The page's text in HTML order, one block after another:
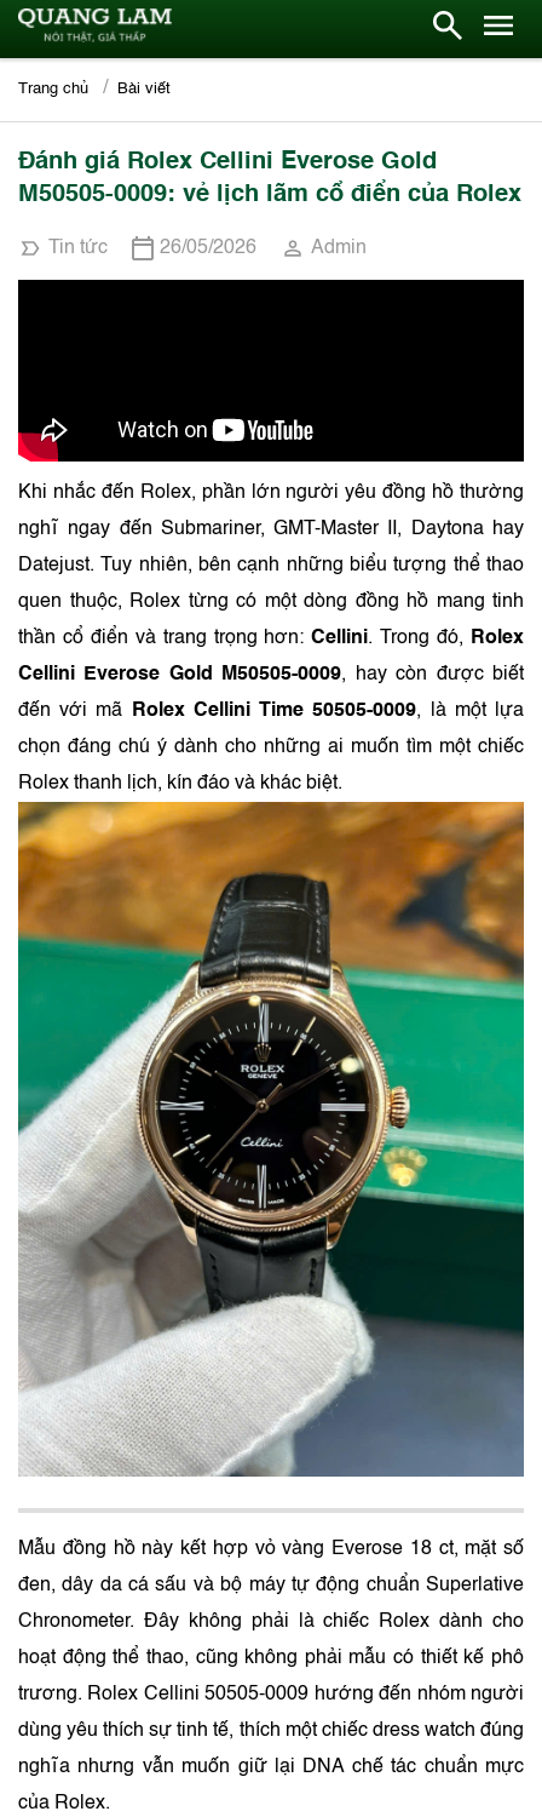
Trang chủ Bài viết
Đánh giá Rolex Cellini Everose Gold
M50505-0009: vẻ lịch lãm cổ điển của Rolex
Tin tức 26/05/2026 Admin
Khi nhắc đến Rolex, phần lớn người yêu đồng hồ thường
nghĩ ngay đến Submariner, GMT-Master II, Daytona hay
Datejust. Tuy nhiên, bên cạnh những biểu tượng thể thao
quen thuộc, Rolex từng có một dòng đồng hồ mang tinh
thần cổ điển và trang trọng hơn:Cellini. Trong đó,
Rolex
Cellini Everose Gold M50505-0009, hay còn được biết
đến với mã
Rolex Cellini Time 50505-0009, là một lựa
chọn đáng chú ý dành cho những ai muốn tìm một chiếc
Rolex thanh lịch, kín đáo và khác biệt.
Mẫu đồng hồ này kết hợp vỏ vàng Everose 18 ct, mặt số
đen, dây da cá sấu và bộ máy tự động chuẩn Superlative
Chronometer. Đây không phải là chiếc Rolex dành cho
hoạt động thể thao, cũng không phải mẫu có thiết kế phô
trương. Rolex Cellini 50505-0009 hướng đến nhóm người
dùng yêu thích sự tinh tế, thích một chiếc dress watch đúng
nghĩa nhưng vẫn muốn giữ lại DNA chế tác chuẩn mực
của Rolex.